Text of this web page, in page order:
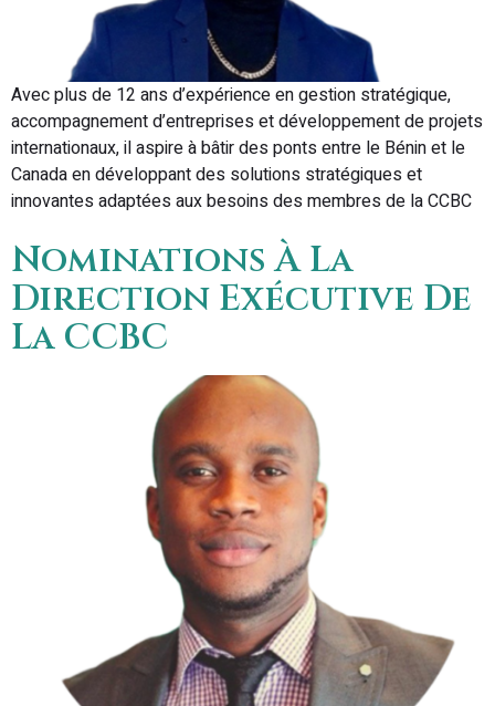
Avec plus de 12 ans d’expérience en gestion stratégique,
accompagnement d’entreprises et développement de projets
internationaux, il aspire à bâtir des ponts entre le Bénin et le
Canada en développant des solutions stratégiques et
innovantes adaptées aux besoins des membres de la CCBC
Nominations À La
Direction Exécutive De
La CCBC